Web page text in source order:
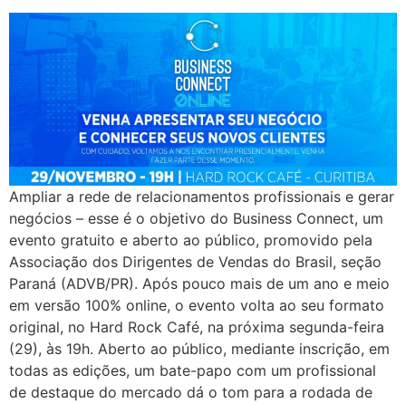
Ampliar a rede de relacionamentos profissionais e gerar
negócios – esse é o objetivo do Business Connect, um
evento gratuito e aberto ao público, promovido pela
Associação dos Dirigentes de Vendas do Brasil, seção
Paraná (ADVB/PR). Após pouco mais de um ano e meio
em versão 100% online, o evento volta ao seu formato
original, no Hard Rock Café, na próxima segunda-feira
(29), às 19h. Aberto ao público, mediante inscrição, em
todas as edições, um bate-papo com um profissional
de destaque do mercado dá o tom para a rodada de